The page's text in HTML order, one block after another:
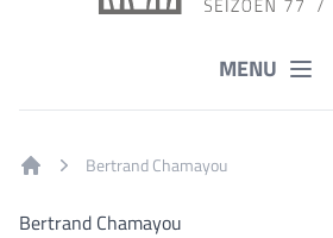
MENU
Bertrand Chamayou
Bertrand Chamayou